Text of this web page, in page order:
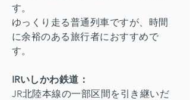
す。
ゆっくり走る普通列車ですが、時間
に余裕のある旅行者におすすめで
す。
IRいしかわ鉄道：
JR北陸本線の一部区間を引き継いだ